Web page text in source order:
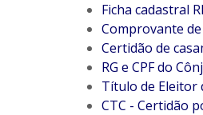
Ficha cadastral
Comprovante
Certidão de
RG e CPF do
Título de Eleitor
CTC - Certidão